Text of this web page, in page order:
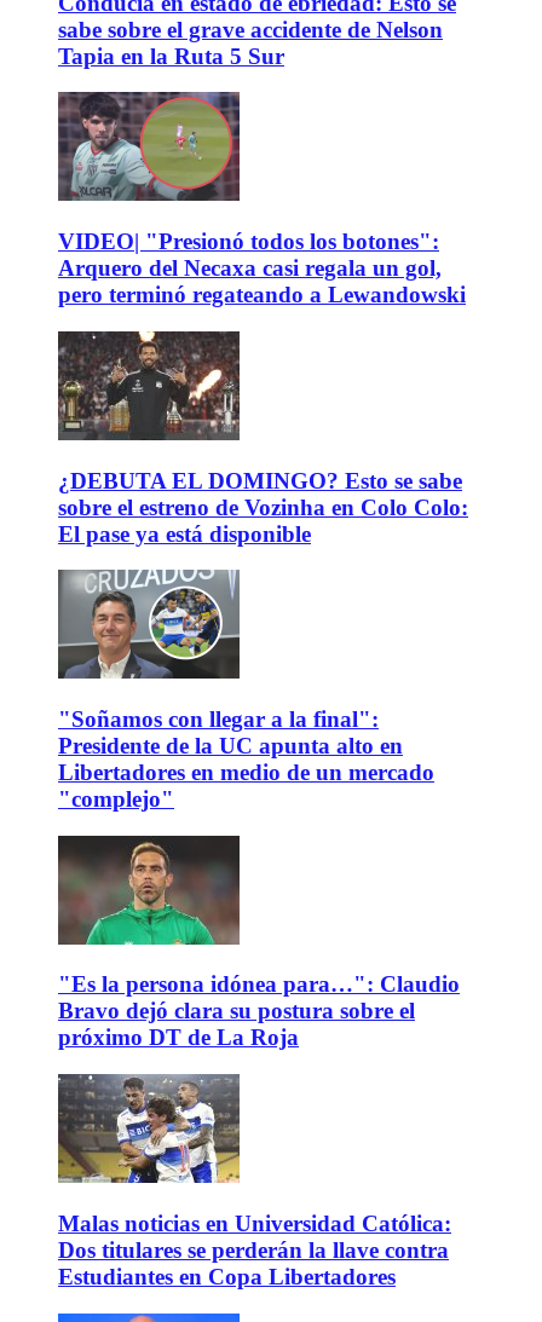
sabe sobre el grave accidente de Nelson
Tapia en la Ruta 5 Sur
VIDEO| "Presionó todos los botones":
Arquero del Necaxa casi regala un gol,
pero terminó regateando a Lewandowski
¿DEBUTA EL DOMINGO? Esto se sabe
sobre el estreno de Vozinha en Colo Colo:
El pase ya está disponible
"Soñamos con llegar a la final":
Presidente de la UC apunta alto en
Libertadores en medio de un mercado
"complejo"
"Es la persona idónea para…": Claudio
Bravo dejó clara su postura sobre el
próximo DT de La Roja
Malas noticias en Universidad Católica:
Dos titulares se perderán la llave contra
Estudiantes en Copa Libertadores